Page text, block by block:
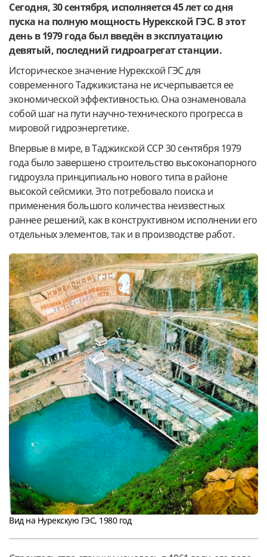
Сегодня, 30 сентября, исполняется 45 лет со дня
пуска на полную мощность Нурекской ГЭС. В этот
день в 1979 года был введён в эксплуатацию
девятый, последний гидроагрегат станции.
Историческое значение Нурекской ГЭС для
современного Таджикистана не исчерпывается ее
экономической эффективностью. Она ознаменовала
собой шаг на пути научно-технического прогресса в
мировой гидроэнергетике.
Впервые в мире, в Таджикской ССР 30 сентября 1979
года было завершено строительство высоконапорного
гидроузла принципиально нового типа в районе
высокой сейсмики. Это потребовало поиска и
применения большого количества неизвестных
раннее решений, как в конструктивном исполнении его
отдельных элементов, так и в производстве работ.
Вид на Нурекскую ГЭС, 1980 год